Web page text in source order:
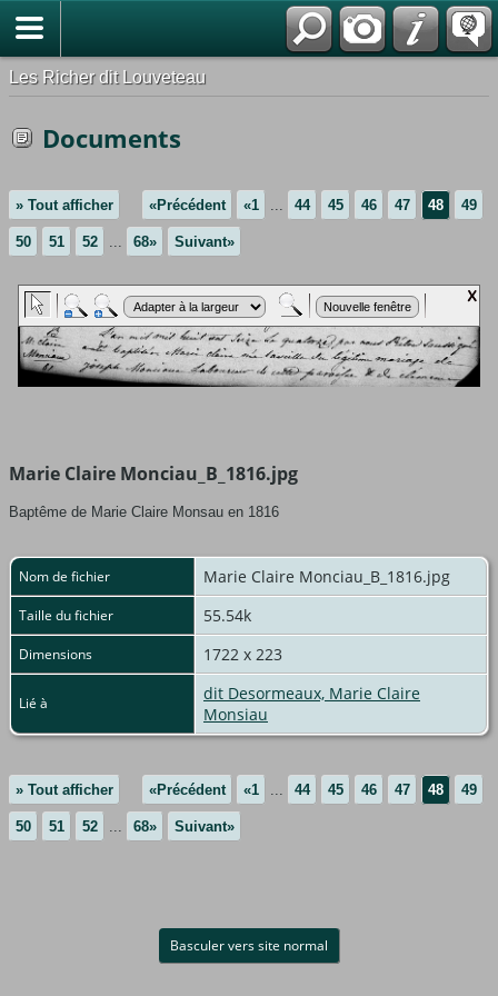
Les Richer dit Louveteau
Documents
» Tout afficher «Précédent «1 ... 44 45 46 47 48 49
50 51 52 ... 68» Suivant»
Marie Claire Monciau_B_1816.jpg
Baptême de Marie Claire Monsau en 1816
Nom de fichier Marie Claire Monciau_B_1816.jpg
Taille du fichier 55.54k
Dimensions 1722 x 223
Lié à
dit Desormeaux, Marie Claire
Monsiau
» Tout afficher «Précédent «1 ... 44 45 46 47 48 49
50 51 52 ... 68» Suivant»
Basculer vers site normal